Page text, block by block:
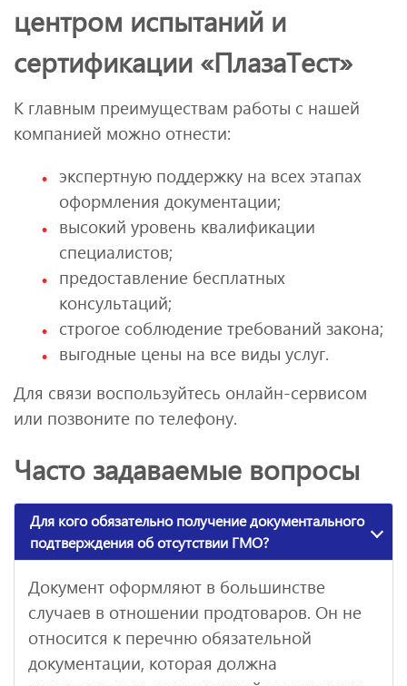
центром испытаний и
сертификации «ПлазаТест»
К главным преимуществам работы с нашей
компанией можно отнести:
экспертную поддержку на всех этапах
оформления документации;
высокий уровень квалификации
специалистов;
предоставление бесплатных
консультаций;
строгое соблюдение требований закона;
выгодные цены на все виды услуг.
Для связи воспользуйтесь онлайн-сервисом
или позвоните по телефону.
Часто задаваемые вопросы
Для кого обязательно получение документального
подтверждения об отсутствии ГМО?
Документ оформляют в большинстве
случаев в отношении продтоваров. Он не
относится к перечню обязательной
документации, которая должна